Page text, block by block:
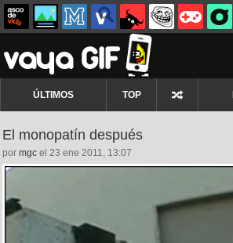
ÚLTIMOS TOP
El monopatín después
por mgc el 23 ene 2011, 13:07